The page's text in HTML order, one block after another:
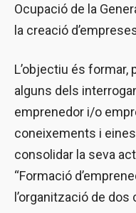
Ocupació de la
la creació
L’objectiu és formar,
alguns dels
emprenedor i/o
coneixements i
consolidar la seva
“Formació
l’organització de